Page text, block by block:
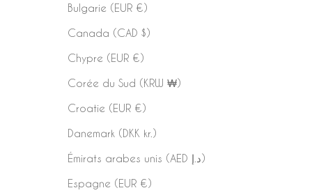
Bulgarie (EUR €)
Canada (CAD $)
Chypre (EUR €)
Corée du Sud (KRW ₩)
Croatie (EUR €)
Danemark (DKK kr.)
Émirats arabes unis (AED د.إ)
Espagne (EUR €)